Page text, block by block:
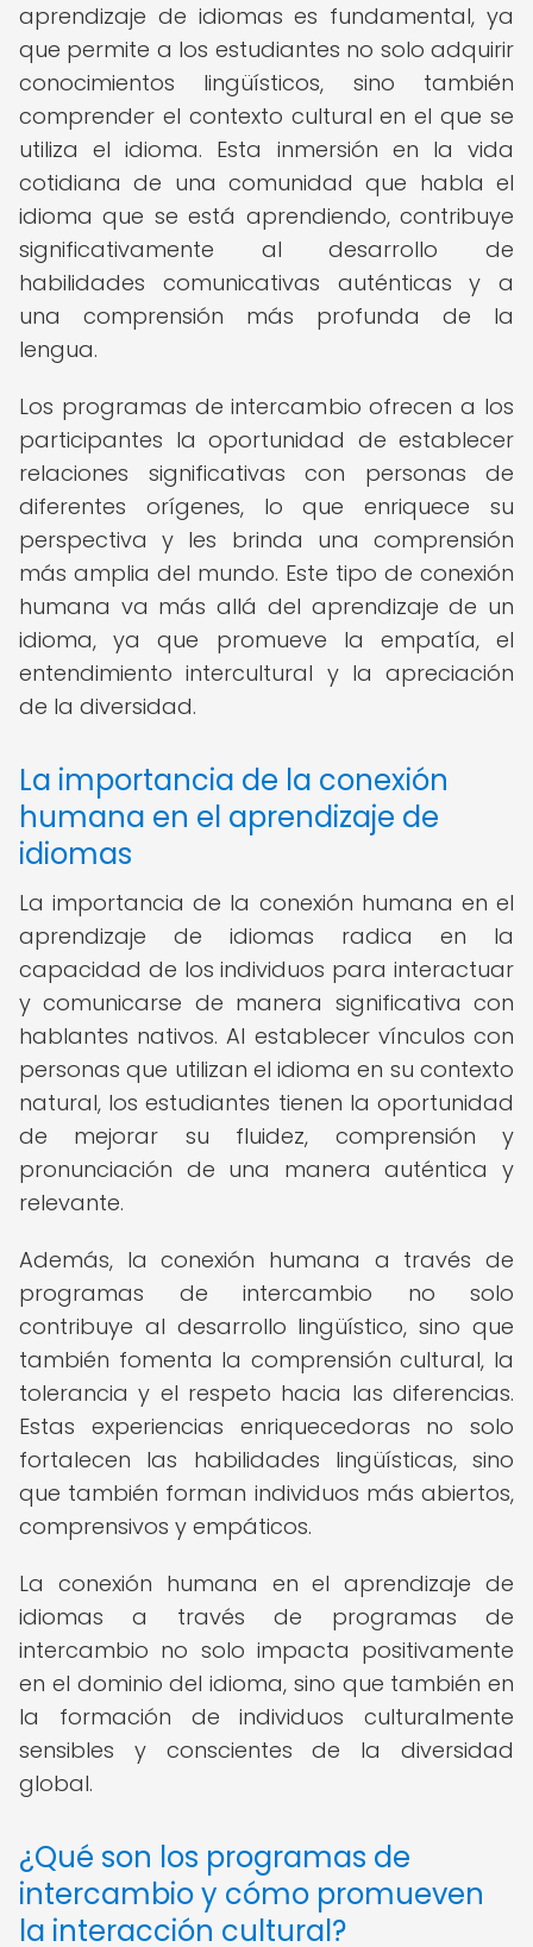
aprendizaje de idiomas es fundamental, ya
que permite a los estudiantes no solo adquirir
conocimientos lingüísticos, sino también
comprender el contexto cultural en el que se
utiliza el idioma. Esta inmersión en la vida
cotidiana de una comunidad que habla el
idioma que se está aprendiendo, contribuye
significativamente al desarrollo de
habilidades comunicativas auténticas y a
una comprensión más profunda de la
lengua.
Los programas de intercambio ofrecen a los
participantes la oportunidad de establecer
relaciones significativas con personas de
diferentes orígenes, lo que enriquece su
perspectiva y les brinda una comprensión
más amplia del mundo. Este tipo de conexión
humana va más allá del aprendizaje de un
idioma, ya que promueve la empatía, el
entendimiento intercultural y la apreciación
de la diversidad.
La importancia de la conexión
humana en el aprendizaje de
idiomas
La importancia de la conexión humana en el
aprendizaje de idiomas radica en la
capacidad de los individuos para interactuar
y comunicarse de manera significativa con
hablantes nativos. Al establecer vínculos con
personas que utilizan el idioma en su contexto
natural, los estudiantes tienen la oportunidad
de mejorar su fluidez, comprensión y
pronunciación de una manera auténtica y
relevante.
Además, la conexión humana a través de
programas de intercambio no solo
contribuye al desarrollo lingüístico, sino que
también fomenta la comprensión cultural, la
tolerancia y el respeto hacia las diferencias.
Estas experiencias enriquecedoras no solo
fortalecen las habilidades lingüísticas, sino
que también forman individuos más abiertos,
comprensivos y empáticos.
La conexión humana en el aprendizaje de
idiomas a través de programas de
intercambio no solo impacta positivamente
en el dominio del idioma, sino que también en
la formación de individuos culturalmente
sensibles y conscientes de la diversidad
global.
¿Qué son los programas de
intercambio y cómo promueven
la interacción cultural?